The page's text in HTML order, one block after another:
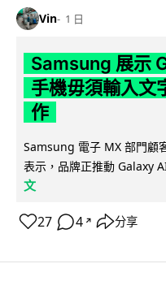
Vin 1 日
Samsung 展示
手機毋須輸入文
作
Samsung 電子 MX 部門顧
表示，品牌正推動 Galaxy
文
27 4 ↗ 分享